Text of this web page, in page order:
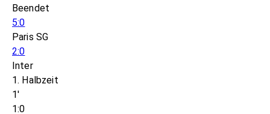
Beendet
5:0
Paris SG
2:0
Inter
1. Halbzeit
1'
1:0